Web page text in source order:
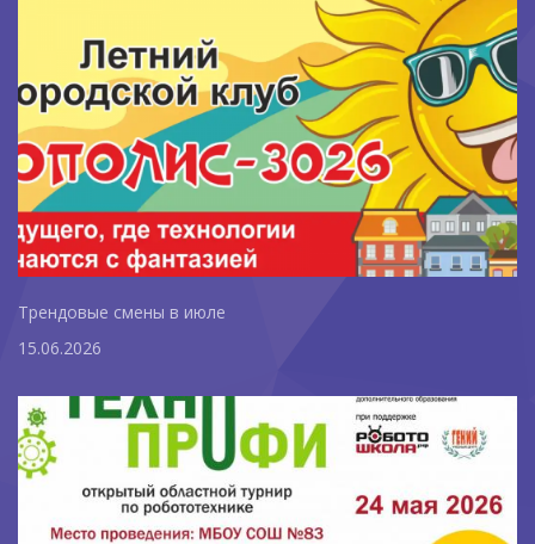
Трендовые смены в июле
15.06.2026